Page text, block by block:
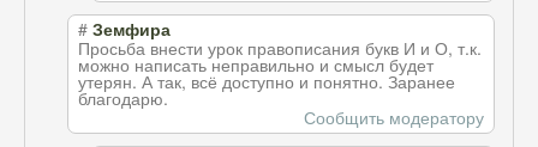
# Земфира
Просьба внести урок правописания букв И и О, т.к.
можно написать неправильно и смысл будет
утерян. А так, всё доступно и понятно. Заранее
благодарю.
Сообщить модератору